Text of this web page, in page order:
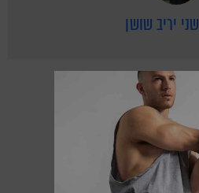
שני יריב שושן